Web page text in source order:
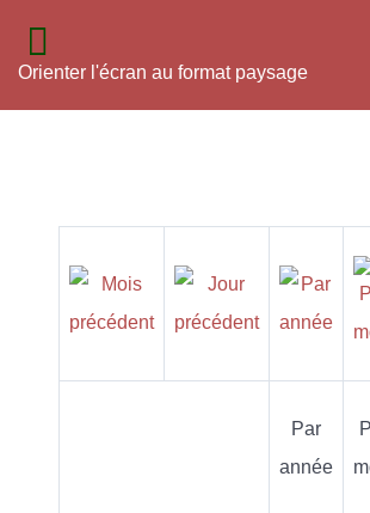
Orienter l'écran au format paysage
Par
année